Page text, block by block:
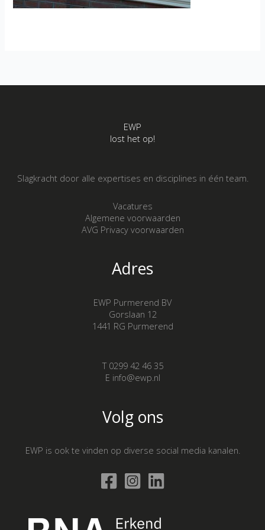
EWP
lost het op!
Slagkracht door alle expertises en disciplines in één team.
Vacatures
Algemene voorwaarden
AVG Privacy voorwaarden
Adres
EWP Purmerend BV
Gorslaan 12
1441 RG Purmerend
T 0299 42 46 35
E info@ewp.nl
Volg ons
EWP is ook te vinden op diverse social media kanalen.